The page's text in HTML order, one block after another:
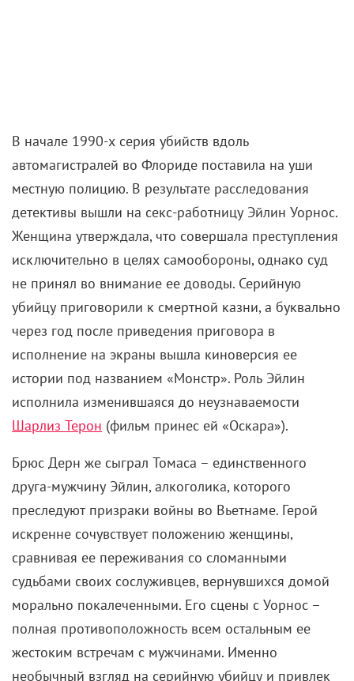
исключительно в целях самообороны, однако суд
не принял во внимание ее доводы. Серийную
убийцу приговорили к смертной казни, а буквально
через год после приведения приговора в
исполнение на экраны вышла киноверсия ее
истории под названием «Монстр». Роль Эйлин
исполнила изменившаяся до неузнаваемости
Шарлиз Терон(фильм принес ей «Оскара»).
Брюс Дерн же сыграл Томаса – единственного
друга-мужчину Эйлин, алкоголика, которого
преследуют призраки войны во Вьетнаме. Герой
искренне сочувствует положению женщины,
сравнивая ее переживания со сломанными
судьбами своих сослуживцев, вернувшихся домой
морально покалеченными. Его сцены с Уорнос –
полная противоположность всем остальным ее
жестоким встречам с мужчинами. Именно
необычный взгляд на серийную убийцу и привлек
внимание Дерна к проекту.
фильме: мы видим женщину, которая
осознавала, что натворила… совершила все